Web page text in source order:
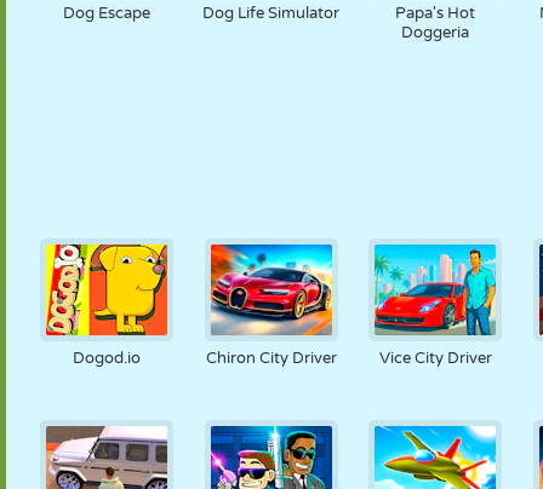
Dog Escape Dog Life Simulator
Papa's Hot
Doggeria
Dogod.io Chiron City Driver Vice City Driver